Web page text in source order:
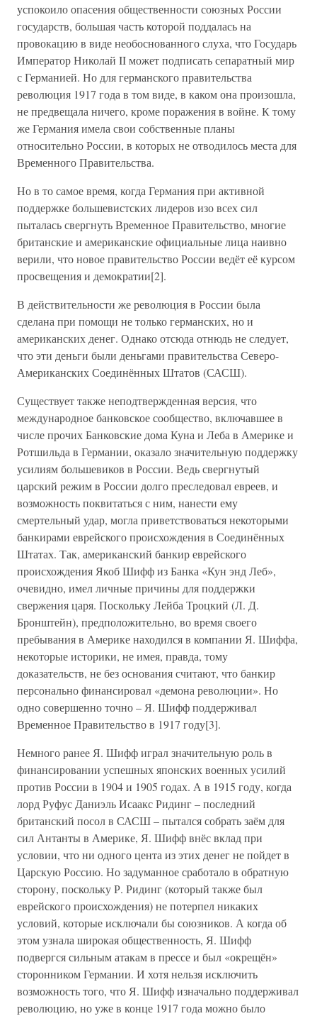
успокоило опасения общественности союзных России
государств, большая часть которой поддалась на
провокацию в виде необоснованного слуха, что Государь
Император Николай II может подписать сепаратный мир
с Германией. Но для германского правительства
революция 1917 года в том виде, в каком она произошла,
не предвещала ничего, кроме поражения в войне. К тому
же Германия имела свои собственные планы
относительно России, в которых не отводилось места для
Временного Правительства.
Но в то самое время, когда Германия при активной
поддержке большевистских лидеров изо всех сил
пыталась свергнуть Временное Правительство, многие
британские и американские официальные лица наивно
верили, что новое правительство России ведёт её курсом
просвещения и демократии[2].
В действительности же революция в России была
сделана при помощи не только германских, но и
американских денег. Однако отсюда отнюдь не следует,
что эти деньги были деньгами правительства Северо-
Американских Соединённых Штатов (САСШ).
Существует также неподтвержденная версия, что
международное банковское сообщество, включавшее в
числе прочих Банковские дома Куна и Леба в Америке и
Ротшильда в Германии, оказало значительную поддержку
усилиям большевиков в России. Ведь свергнутый
царский режим в России долго преследовал евреев, и
возможность поквитаться с ним, нанести ему
смертельный удар, могла приветствоваться некоторыми
банкирами еврейского происхождения в Соединённых
Штатах. Так, американский банкир еврейского
происхождения Якоб Шифф из Банка «Кун энд Леб»,
очевидно, имел личные причины для поддержки
свержения царя. Поскольку Лейба Троцкий (Л. Д.
Бронштейн), предположительно, во время своего
пребывания в Америке находился в компании Я. Шиффа,
некоторые историки, не имея, правда, тому
доказательств, не без основания считают, что банкир
персонально финансировал «демона революции». Но
одно совершенно точно – Я. Шифф поддерживал
Временное Правительство в 1917 году[3].
Немного ранее Я. Шифф играл значительную роль в
финансировании успешных японских военных усилий
против России в 1904 и 1905 годах. А в 1915 году, когда
лорд Руфус Даниэль Исаакс Ридинг – последний
британский посол в САСШ – пытался собрать заём для
сил Антанты в Америке, Я. Шифф внёс вклад при
условии, что ни одного цента из этих денег не пойдет в
Царскую Россию. Но задуманное сработало в обратную
сторону, поскольку Р. Ридинг (который также был
еврейского происхождения) не потерпел никаких
условий, которые исключали бы союзников. А когда об
этом узнала широкая общественность, Я. Шифф
подвергся сильным атакам в прессе и был «окрещён»
сторонником Германии. И хотя нельзя исключить
возможность того, что Я. Шифф изначально поддерживал
революцию, но уже в конце 1917 года можно было